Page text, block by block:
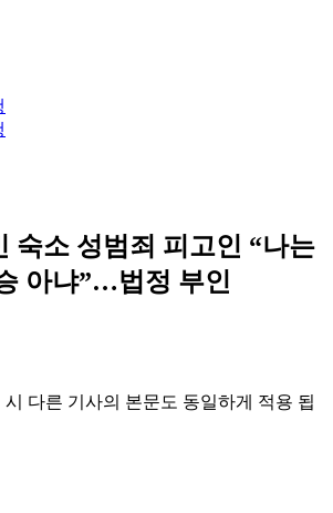
숙소 성범죄 피고인 “나는
아냐”…법정 부인
시 다른 기사의 본문도 동일하게 적용 됩